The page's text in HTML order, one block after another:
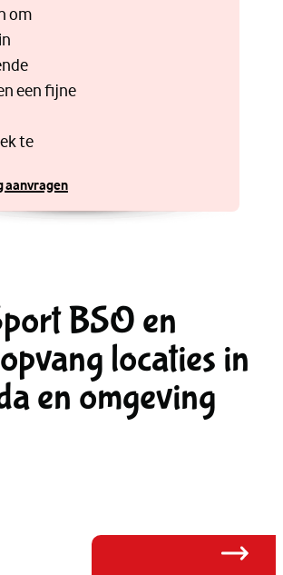
om
een fijne
te
aanvragen
BSO en
locaties in
en omgeving